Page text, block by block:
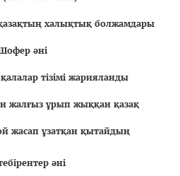
халықтық болжамдары
әні
тізімі жарияланды
жалғыз ұрып жыққан қазақ
жасап ұзатқан қытайдың
әні